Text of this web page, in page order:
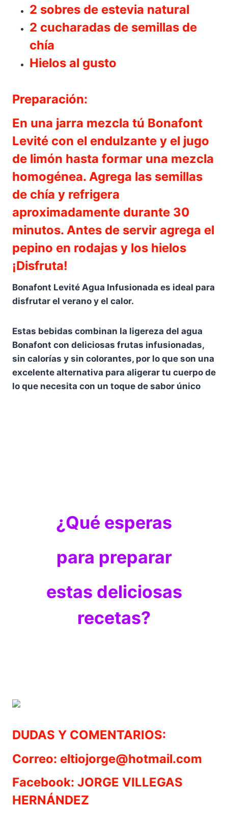
2 sobres de estevia natural
2 cucharadas de semillas de
chía
Hielos al gusto
Preparación:
En una jarra mezcla tú Bonafont
Levité con el endulzante y el jugo
de limón hasta formar una mezcla
homogénea. Agrega las semillas
de chía y refrigera
aproximadamente durante 30
minutos. Antes de servir agrega el
pepino en rodajas y los hielos
¡Disfruta!
Bonafont Levité Agua Infusionada es ideal para
disfrutar el verano y el calor.
Estas bebidas combinan la ligereza del agua
Bonafont con deliciosas frutas infusionadas,
sin calorías y sin colorantes, por lo que son una
excelente alternativa para aligerar tu cuerpo de
lo que necesita con un toque de sabor único
¿Qué esperas
para preparar
estas deliciosas
recetas?
DUDAS Y COMENTARIOS:
Correo: eltiojorge@hotmail.com
Facebook: JORGE VILLEGAS
HERNÁNDEZ